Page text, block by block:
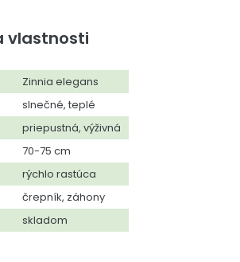
vlastnosti
Zinnia elegans
slnečné, teplé
priepustná, výživná
70-75 cm
rýchlo rastúca
črepník, záhony
skladom